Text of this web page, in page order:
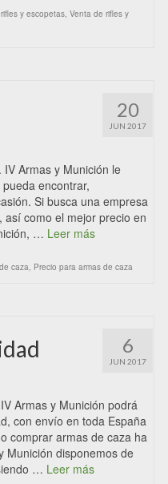
y escopetas, Venta de rifles y
20
JUN 2017
Armas y Munición le
encontrar,
Si busca una empresa
como el mejor precio en
… Leer más
caza, Precio para armas de caza
6
JUN 2017
Armas y Munición podrá
con envío en toda España
comprar armas de caza ha
Munición disponemos de
… Leer más